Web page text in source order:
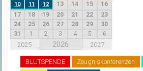
10
11 12 13 14 15
16
17
18 19 20 21 22
23
24
25 26 27 28 29
30
31
1 2 3 4 5 6
2025 2026 2027
BLUTSPENDE Zeugniskonferenzen